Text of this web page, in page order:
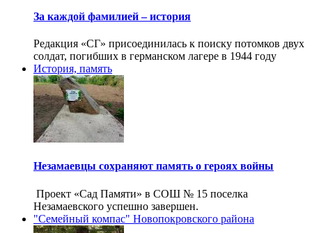
За каждой фамилией – история
Редакция «СГ» присоединилась к поиску потомков двух
солдат, погибших в германском лагере в 1944 году
История, память
Незамаевцы сохраняют память о героях войны
Проект «Сад Памяти» в СОШ № 15 поселка
Незамаевского успешно завершен.
"Семейный компас" Новопокровского района